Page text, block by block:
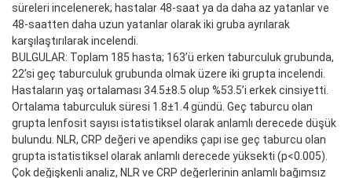
süreleri incelenerek; hastalar 48-saat ya da daha az yatanlar ve
48-saatten daha uzun yatanlar olarak iki gruba ayrılarak
karşılaştırılarak incelendi.
BULGULAR: Toplam 185 hasta; 163’ü erken taburculuk grubunda,
22’si geç taburculuk grubunda olmak üzere iki grupta incelendi.
Hastaların yaş ortalaması 34.5±8.5 olup %53.5’i erkek cinsiyetti.
Ortalama taburculuk süresi 1.8±1.4 gündü. Geç taburcu olan
grupta lenfosit sayısı istatistiksel olarak anlamlı derecede düşük
bulundu. NLR, CRP değeri ve apendiks çapı ise geç taburcu olan
grupta istatistiksel olarak anlamlı derecede yüksekti (p<0.005).
Çok değişkenli analiz, NLR ve CRP değerlerinin anlamlı bağımsız